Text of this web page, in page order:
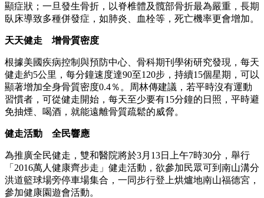
顯症狀；一旦發生骨折，以脊椎體及髖部骨折最為嚴重，長期
臥床導致多種併發症，如肺炎、血栓等，死亡機率更會增加。
天天健走 增骨質密度
根據美國疾病控制與預防中心、骨科期刊學術研究發現，每天
健走約5公里，每分鐘速度達90至120步，持續15個星期，可以
顯著增加全身骨質密度0.4％。周林傳建議，若平時沒有運動
習慣者，可從健走開始，每天至少要有15分鐘的日照，平時避
免抽煙、喝酒，就能遠離骨質疏鬆的威脅。
健走活動 全民響應
為推廣全民健走，雙和醫院將於3月13日上午7時30分，舉行
「2016萬人健康齊步走」健走活動，欲參加民眾可到南山溝分
洪道籃球場旁停車場集合，一同步行登上烘爐地南山福德宮，
參加健康園遊會活動。